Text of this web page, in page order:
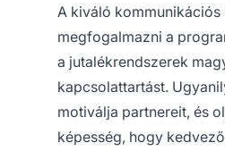
A kiváló
megfogalmazni a
a jutalékrendszerek
kapcsolattartást.
motiválja partnereit, és
képesség, hogy